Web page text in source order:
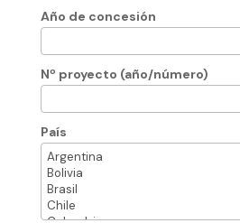
Año de concesión
Nº proyecto (año/número)
País